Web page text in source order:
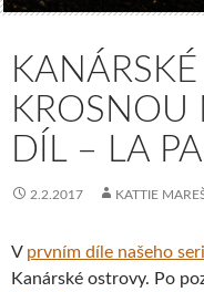
DÍL – LA
2.2.2017 KATTIE
V prvním díle našeho
Kanárské ostrovy. Po